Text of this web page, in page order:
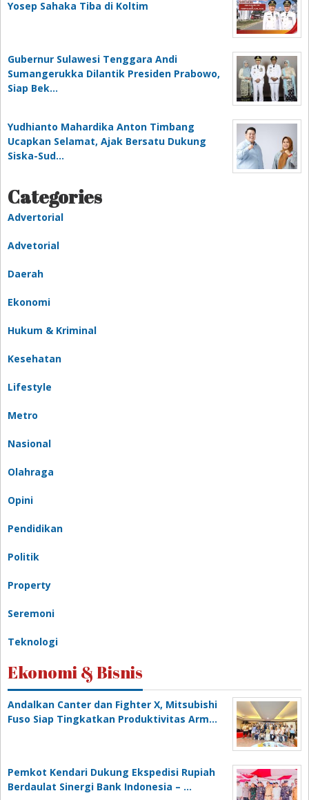
Yosep Sahaka Tiba di Koltim
Gubernur Sulawesi Tenggara Andi
Sumangerukka Dilantik Presiden Prabowo,
Siap Bek…
Yudhianto Mahardika Anton Timbang
Ucapkan Selamat, Ajak Bersatu Dukung
Siska-Sud…
Categories
Advertorial
Advetorial
Daerah
Ekonomi
Hukum & Kriminal
Kesehatan
Lifestyle
Metro
Nasional
Olahraga
Opini
Pendidikan
Politik
Property
Seremoni
Teknologi
Ekonomi & Bisnis
Andalkan Canter dan Fighter X, Mitsubishi
Fuso Siap Tingkatkan Produktivitas Arm…
Pemkot Kendari Dukung Ekspedisi Rupiah
Berdaulat Sinergi Bank Indonesia – …